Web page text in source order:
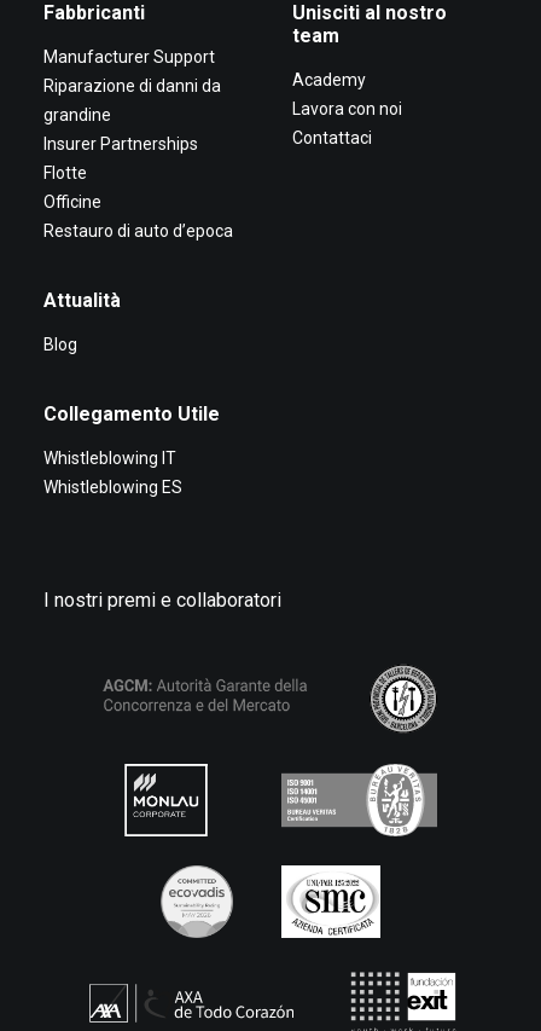
Fabbricanti
Manufacturer Support
Riparazione di danni da
grandine
Insurer Partnerships
Flotte
Officine
Restauro di auto d’epoca
Unisciti al nostro
team
Academy
Lavora con noi
Contattaci
Attualità
Blog
Collegamento Utile
Whistleblowing IT
Whistleblowing ES
I nostri premi e collaboratori